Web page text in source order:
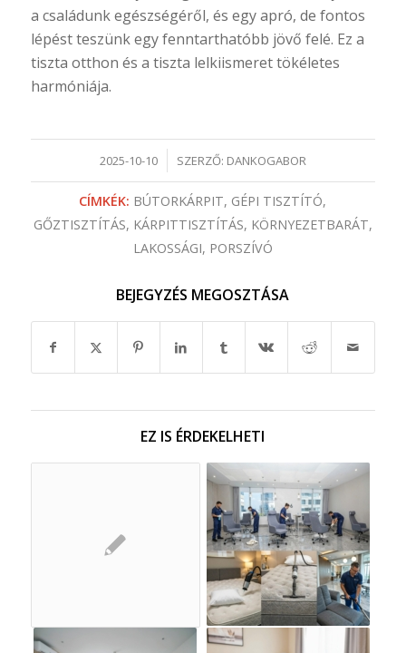
a családunk egészségéről, és egy apró, de fontos
lépést teszünk egy fenntarthatóbb jövő felé. Ez a
tiszta otthon és a tiszta lelkiismeret tökéletes
harmóniája.
2025-10-10
/ SZERZŐ: DANKOGABOR
CÍMKÉK: BÚTORKÁRPIT, GÉPI TISZTÍTÓ,
GŐZTISZTÍTÁS, KÁRPITTISZTÍTÁS, KÖRNYEZETBARÁT,
LAKOSSÁGI, PORSZÍVÓ
BEJEGYZÉS MEGOSZTÁSA
EZ IS ÉRDEKELHETI